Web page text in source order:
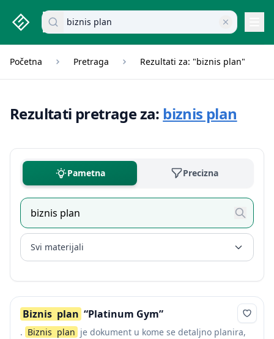
studenti.rs home page
Pretraži dokumente
Početna Pretraga Rezultati za: "biznis plan"
Rezultati pretrage za: biznis plan
Pametna Precizna
Svi materijali
Biznis plan “Platinum Gym”
. Biznis plan je dokument u kome se detaljno planira,